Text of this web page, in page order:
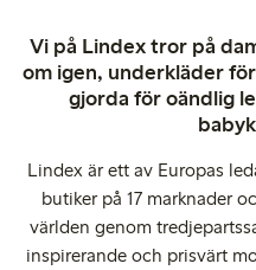
Vi på Lindex tror på
om igen, underkläder
gjorda för oändlig
Lindex är ett av Europas
butiker på 17 marknader
världen genom
inspirerande och prisvärt